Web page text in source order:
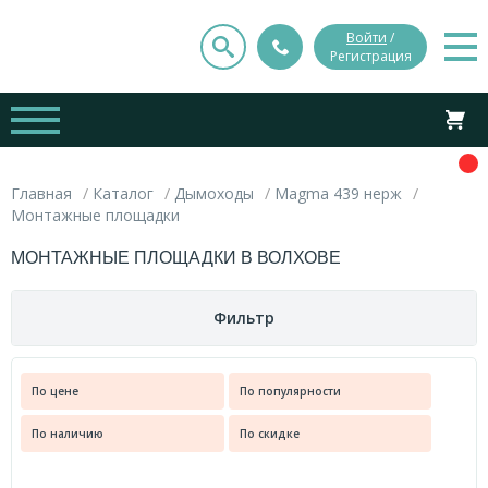
Войти /
Регистрация
Главная Каталог Дымоходы
Magma 439 нерж
Монтажные площадки
МОНТАЖНЫЕ ПЛОЩАДКИ В ВОЛХОВЕ
Фильтр
Цена
Вес
По цене По популярности
По наличию По скидке